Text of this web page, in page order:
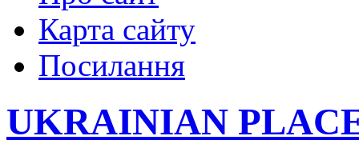
Карта сайту
Посилання
UKRAINIAN